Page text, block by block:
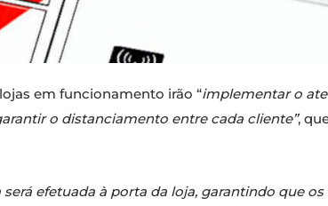
em funcionamento irão “implementar o
o distanciamento entre cada cliente”,
será efetuada à porta da loja, garantindo que